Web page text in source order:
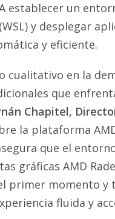
establecer un
y desplegar
y eficiente.
cualitativo en la
que
Chapitel,
la plataforma
que el
gráficas AMD
primer momento
fluida y